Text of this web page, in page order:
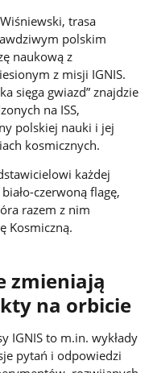
trasa
polskim
naukową z
z misji IGNIS.
sięga gwiazd” znajdzie
na ISS,
polskiej nauki i jej
kosmicznych.
każdej
czerwoną flagę,
razem z nim
Kosmiczną.
zmieniają
na orbicie
IGNIS to m.in. wykłady
pytań i odpowiedzi